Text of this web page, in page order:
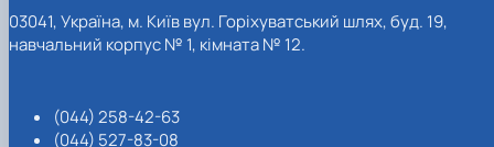
03041, Україна, м. Київ вул. Горіхуватський шлях, буд. 19,
навчальний корпус № 1, кімната № 12.
(044) 258-42-63
(044) 527-83-08